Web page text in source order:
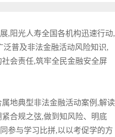
,阳光人寿全国各机构迅速行动,
泛普及非法金融活动风险知识,
会责任,筑牢全民金融安全屏
地典型非法金融活动案例,解读
合规之弦,做到知风险、明底
参与学习比拼,以以考促学的方